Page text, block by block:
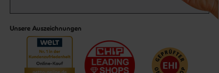
Unsere Auszeichnungen